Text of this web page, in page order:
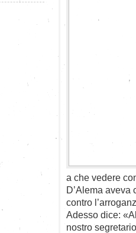
a che vedere
D’Alema aveva
contro
Adesso dice:
nostro